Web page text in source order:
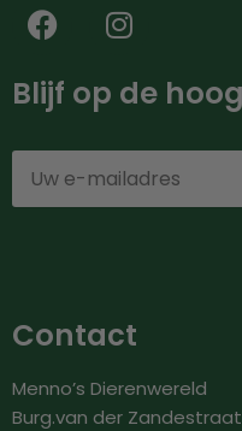
Blijf op de
Contact
Menno’s Dierenwereld
Burg.van der